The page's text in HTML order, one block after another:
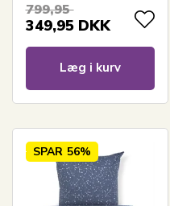
799,95
349,95 DKK
Læg i kurv
SPAR 56%